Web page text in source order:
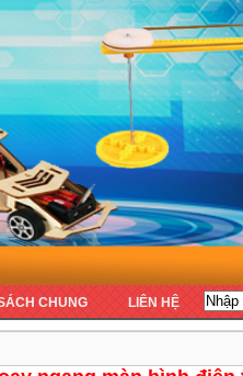
CHUNG LIÊN HỆ